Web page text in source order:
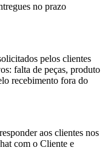
no prazo
pelos clientes
falta de peças, produto
recebimento fora do
aos clientes nos
com o Cliente e